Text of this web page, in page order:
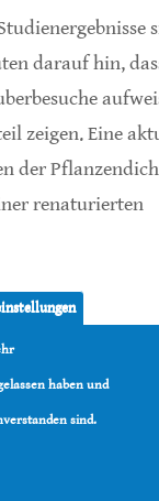
darauf hin,
zeigen. Eine
der
renaturierten
haben und
sind.